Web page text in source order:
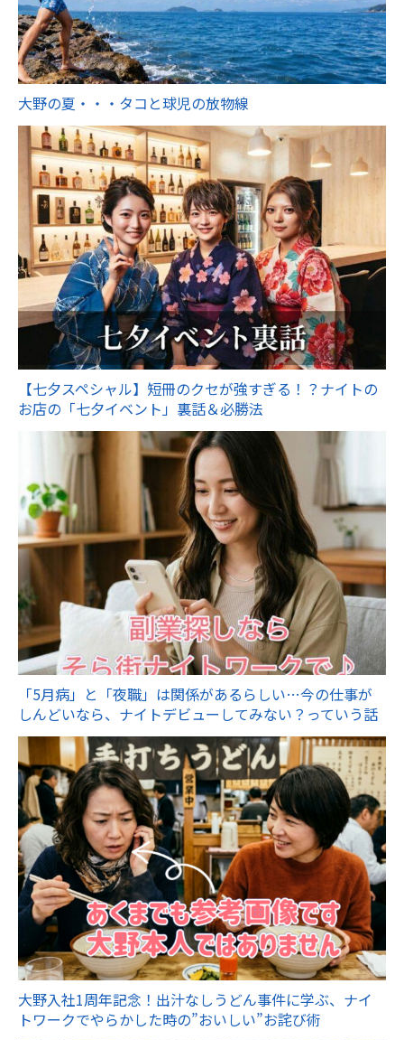
大野の夏・・・タコと球児の放物線
【七夕スペシャル】短冊のクセが強すぎる！？ナイトの
お店の「七夕イベント」裏話＆必勝法
「5月病」と「夜職」は関係があるらしい…今の仕事が
しんどいなら、ナイトデビューしてみない？っていう話
大野入社1周年記念！出汁なしうどん事件に学ぶ、ナイ
トワークでやらかした時の”おいしい”お詫び術